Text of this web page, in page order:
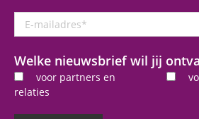
mailadres
Welke nieuwsbrief wil jij
voor partners en
relaties